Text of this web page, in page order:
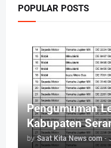
POPULAR POSTS
Pengumuman
Kabupaten
by Saat Kita News com -